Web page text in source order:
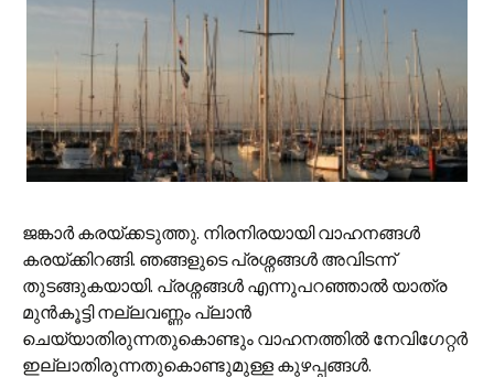
ജങ്കാര്‍ കരയ്ക്കടുത്തു. നിരനിരയായി വാഹനങ്ങള്‍
കരയ്ക്കിറങ്ങി. ഞങ്ങളുടെ പ്രശ്നങ്ങള്‍ അവിടന്ന്
തുടങ്ങുകയായി. പ്രശ്നങ്ങള്‍ എന്നുപറഞ്ഞാല്‍ യാത്ര
മുന്‍‌കൂട്ടി നല്ലവണ്ണം പ്ലാന്‍
ചെയ്യാതിരുന്നതുകൊണ്ടും വാഹനത്തില്‍ നേവിഗേറ്റര്‍
ഇല്ലാതിരുന്നതുകൊണ്ടുമുള്ള കുഴപ്പങ്ങള്‍.